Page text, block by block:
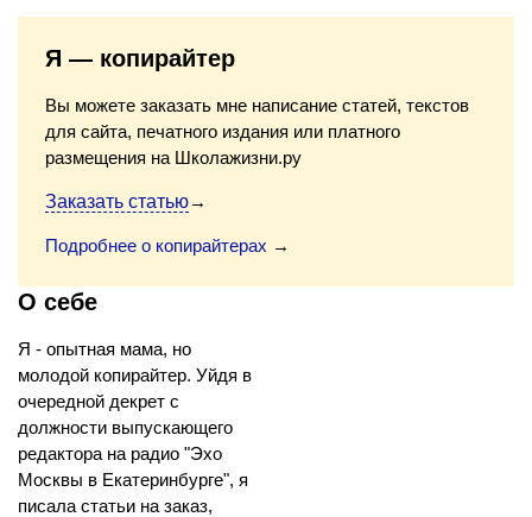
Я — копирайтер
Вы можете заказать мне написание статей, текстов
для сайта, печатного издания или платного
размещения на Школажизни.ру
Заказать статью→
Подробнее о копирайтерах →
О себе
Я - опытная мама, но
молодой копирайтер. Уйдя в
очередной декрет с
должности выпускающего
редактора на радио "Эхо
Москвы в Екатеринбурге", я
писала статьи на заказ,